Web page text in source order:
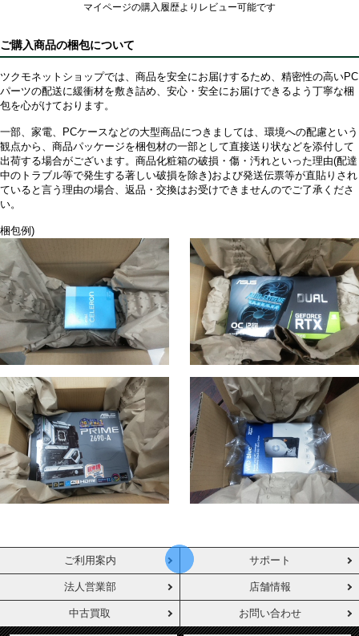
マイページの購入履歴よりレビュー可能です
ご購入商品の梱包について
ツクモネットショップでは、商品を安全にお届けするため、精密性の高いPC
パーツの配送に緩衝材を敷き詰め、安心・安全にお届けできるよう丁寧な梱
包を心がけております。
一部、家電、PCケースなどの大型商品につきましては、環境への配慮という
観点から、商品パッケージを梱包材の一部として直接送り状などを添付して
出荷する場合がございます。商品化粧箱の破損・傷・汚れといった理由(配達
中のトラブル等で発生する著しい破損を除き)および発送伝票等が直貼りされ
ていると言う理由の場合、返品・交換はお受けできませんのでご了承くださ
い。
梱包例)
ご利用案内 サポート
法人営業部 店舗情報
中古買取 お問い合わせ